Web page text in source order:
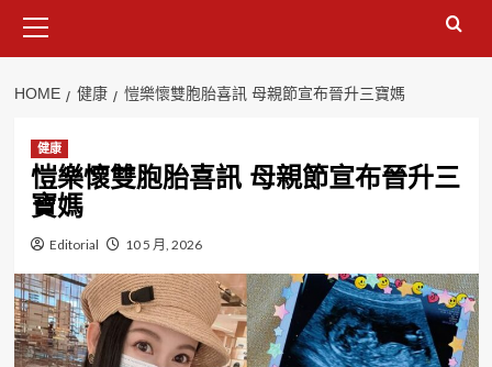
Menu
HOME 健康 愷樂懷雙胞胎喜訊 母親節宣布晉升三寶媽
健康
愷樂懷雙胞胎喜訊 母親節宣布晉升三
寶媽
Editorial 10 5 月, 2026